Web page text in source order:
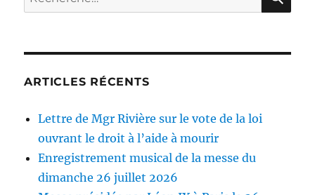
pour :
ARTICLES RÉCENTS
Lettre de Mgr Rivière sur le vote de la loi
ouvrant le droit à l’aide à mourir
Enregistrement musical de la messe du
dimanche 26 juillet 2026